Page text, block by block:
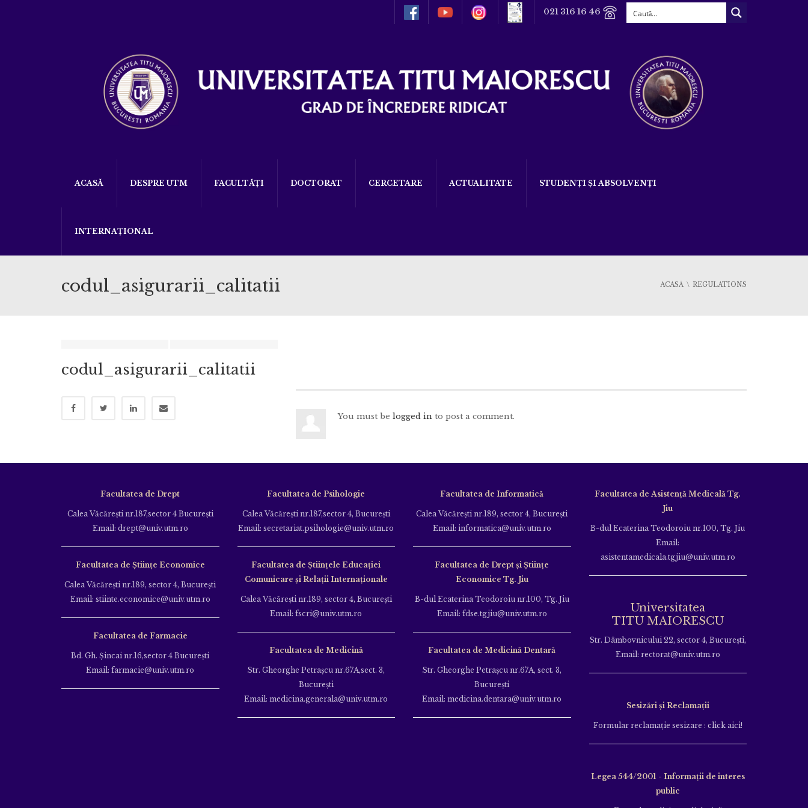
021 316 16 46
ACASĂ DESPRE UTM FACULTĂȚI DOCTORAT CERCETARE ACTUALITATE STUDENȚI ȘI ABSOLVENȚI
INTERNAȚIONAL
codul_asigurarii_calitatii ACASĂ REGULATIONS
You must be logged in to post a comment.
codul_asigurarii_calitatii
Facultatea de Drept
Calea Văcăreşti nr.187,sector 4 Bucureşti
Email: drept@univ.utm.ro
Facultatea de Științe Economice
Calea Văcăreşti nr.189, sector 4, Bucureşti
Email: stiinte.economice@univ.utm.ro
Facultatea de Farmacie
Bd. Gh. Şincai nr.16,sector 4 Bucureşti
Email: farmacie@univ.utm.ro
Facultatea de Psihologie
Calea Văcăreşti nr.187,sector 4, Bucureşti
Email: secretariat.psihologie@univ.utm.ro
Facultatea de Ştiinţele Educației
Comunicare și Relații Internaționale
Calea Văcăreşti nr.189, sector 4, Bucureşti
Email: fscri@univ.utm.ro
Facultatea de Medicină
Str. Gheorghe Petraşcu nr.67A,sect. 3,
Bucureşti
Email: medicina.generala@univ.utm.ro
Facultatea de Informatică
Calea Văcăreşti nr.189, sector 4, Bucureşti
Email: informatica@univ.utm.ro
Facultatea de Drept și Științe
Economice Tg. Jiu
B-dul Ecaterina Teodoroiu nr.100, Tg. Jiu
Email: fdse.tgjiu@univ.utm.ro
Facultatea de Medicină Dentară
Str. Gheorghe Petraşcu nr.67A, sect. 3,
Bucureşti
Email: medicina.dentara@univ.utm.ro
Facultatea de Asistență Medicală Tg.
Jiu
B-dul Ecaterina Teodoroiu nr.100, Tg. Jiu
Email:
asistentamedicala.tgjiu@univ.utm.ro
Universitatea
TITU MAIORESCU
Str. Dâmbovnicului 22, sector 4, București,
Email: rectorat@univ.utm.ro
Sesizări și Reclamații
Formular reclamație sesizare : click aici!
Legea 544/2001 - Informații de interes
public